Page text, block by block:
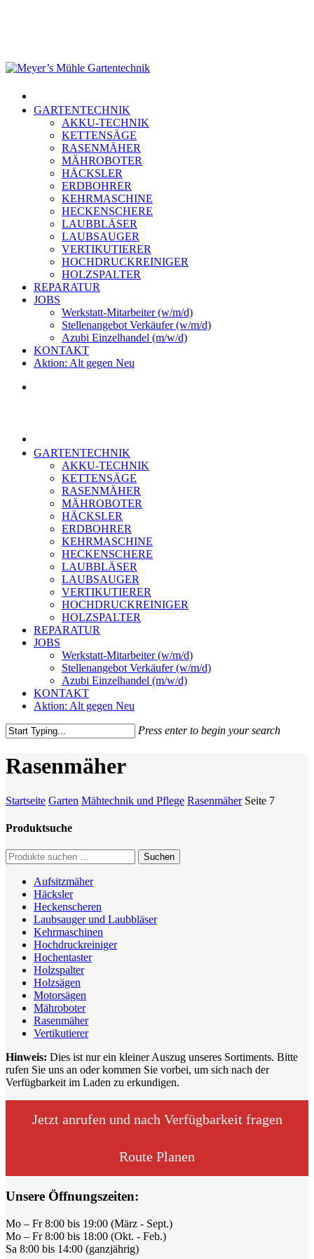
GARTENTECHNIK
AKKU-TECHNIK
KETTENSÄGE
RASENMÄHER
MÄHROBOTER
HÄCKSLER
ERDBOHRER
KEHRMASCHINE
HECKENSCHERE
LAUBBLÄSER
LAUBSAUGER
VERTIKUTIERER
HOCHDRUCKREINIGER
HOLZSPALTER
REPARATUR
JOBS
Werkstatt-Mitarbeiter (w/m/d)
Stellenangebot Verkäufer (w/m/d)
Azubi Einzelhandel (m/w/d)
KONTAKT
Aktion: Alt gegen Neu
GARTENTECHNIK
AKKU-TECHNIK
KETTENSÄGE
RASENMÄHER
MÄHROBOTER
HÄCKSLER
ERDBOHRER
KEHRMASCHINE
HECKENSCHERE
LAUBBLÄSER
LAUBSAUGER
VERTIKUTIERER
HOCHDRUCKREINIGER
HOLZSPALTER
REPARATUR
JOBS
Werkstatt-Mitarbeiter (w/m/d)
Stellenangebot Verkäufer (w/m/d)
Azubi Einzelhandel (m/w/d)
KONTAKT
Aktion: Alt gegen Neu
Press enter to begin your search
Search
Rasenmäher
Startseite Garten Mähtechnik und Pflege Rasenmäher Seite 7
Produktsuche
Suche
nach:
Suchen
Aufsitzmäher
Häcksler
Heckenscheren
Laubsauger und Laubbläser
Kehrmaschinen
Hochdruckreiniger
Hochentaster
Holzspalter
Holzsägen
Motorsägen
Mähroboter
Rasenmäher
Vertikutierer
Hinweis: Dies ist nur ein kleiner Auszug unseres Sortiments. Bitte
rufen Sie uns an oder kommen Sie vorbei, um sich nach der
Verfügbarkeit im Laden zu erkundigen.
Jetzt anrufen und nach Verfügbarkeit fragen
Route Planen
Unsere Öffnungszeiten:
Mo – Fr 8:00 bis 19:00 (März - Sept.)
Mo – Fr 8:00 bis 18:00 (Okt. - Feb.)
Sa 8:00 bis 14:00 (ganzjährig)